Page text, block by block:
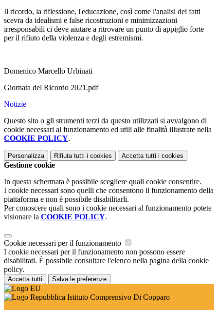
Il ricordo, la riflessione, l'educazione, così come l'analisi dei fatti
scevra da idealismi e false ricostruzioni e minimizzazioni
irresponsabili ci deve aiutare a ritrovare un punto di appiglio forte
per il rifiuto della violenza e degli estremismi.
Domenico Marcello Urbinati
Giornata del Ricordo 2021.pdf
Notizie
Questo sito o gli strumenti terzi da questo utilizzati si avvalgono di
cookie necessari al funzionamento ed utili alle finalità illustrate nella
COOKIE POLICY.
Personalizza Rifiuta tutti i cookies Accetta tutti i cookies
Gestione cookie
In questa schermata è possibile scegliere quali cookie consentire.
I cookie necessari sono quelli che consentono il funzionamento della
piattaforma e non è possibile disabilitarli.
Per conoscere quali sono i cookie necessari al funzionamento potete
visionare la COOKIE POLICY.
Cookie necessari per il funzionamento
I cookie necessari per il funzionamento non possono essere
disabilitati. È possibile consultare l'elenco nella pagina della cookie
policy.
Accetta tutti Salva le preferenze
Istituto Comprensivo Di Copparo